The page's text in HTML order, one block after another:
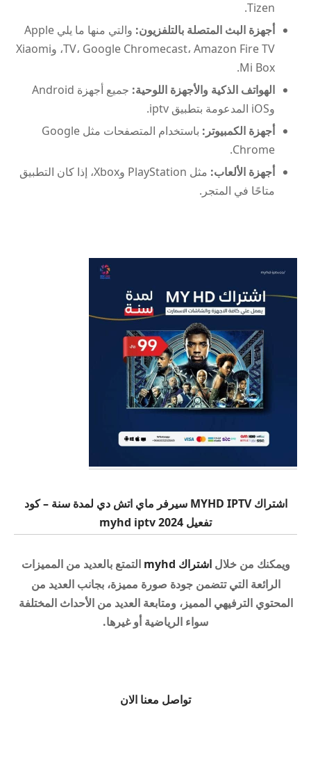
Tizen.
أجهزة البث المتصلة بالتلفزيون:
والتي منها ما يلي Apple
TV، Google Chromecast، Amazon Fire TV، وXiaomi
Mi Box.
الهواتف الذكية والأجهزة اللوحية:
جميع أجهزة Android
وiOS المدعومة بتطبيق iptv.
أجهزة الكمبيوتر:
باستخدام المتصفحات مثل Google
Chrome.
أجهزة الألعاب:
مثل PlayStation وXbox، إذا كان التطبيق
متاحًا في المتجر.
اشتراك MYHD IPTV سيرفر ماي اتش دي لمدة سنة – كود
تفعيل myhd iptv 2024
ويمكنك من خلالاشتراك myhd
التمتع بالعديد من المميزات
الرائعة التي تتضمن جودة صورة مميزة، بجانب العديد من
المحتوي الترفيهي المميز، ومتابعة العديد من الأحداث المختلفة
سواء الرياضية أو غيرها.
تواصل معنا الان